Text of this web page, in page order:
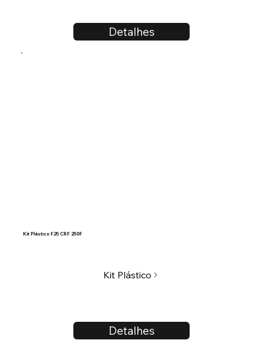
Detalhes
Kit Plástico F25 CRF 250F
Detalhes
Kit Plástico